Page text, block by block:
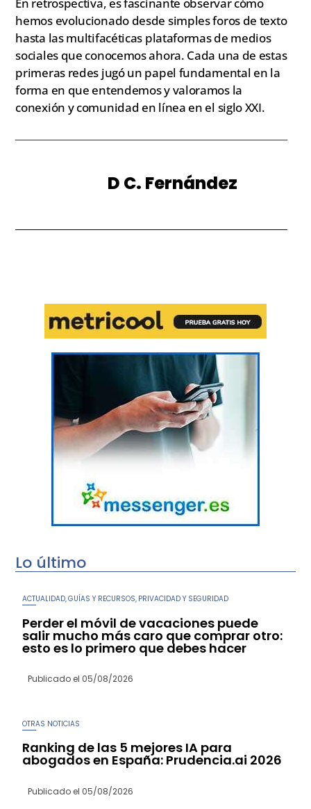
hemos evolucionado desde simples foros de texto
hasta las multifacéticas plataformas de medios
sociales que conocemos ahora. Cada una de estas
primeras redes jugó un papel fundamental en la
forma en que entendemos y valoramos la
conexión y comunidad en línea en el siglo XXI.
D C. Fernández
Lo último
ACTUALIDAD,GUÍAS Y RECURSOS, PRIVACIDAD Y SEGURIDAD
Perder el móvil de vacaciones puede
salir mucho más caro que comprar otro:
esto es lo primero que debes hacer
Publicado el 05/08/2026
OTRAS NOTICIAS
Ranking de las 5 mejores IA para
abogados en España: Prudencia.ai 2026
Publicado el 05/08/2026